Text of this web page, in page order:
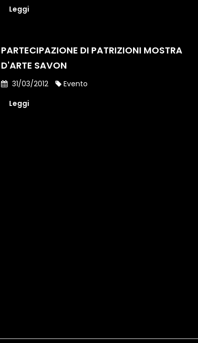
Leggi
PARTECIPAZIONE DI PATRIZIONI MOSTRA
D'ARTE SAVON
31/03/2012
Evento
Leggi